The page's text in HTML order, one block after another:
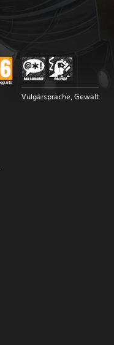
Vulgärsprache, Gewalt